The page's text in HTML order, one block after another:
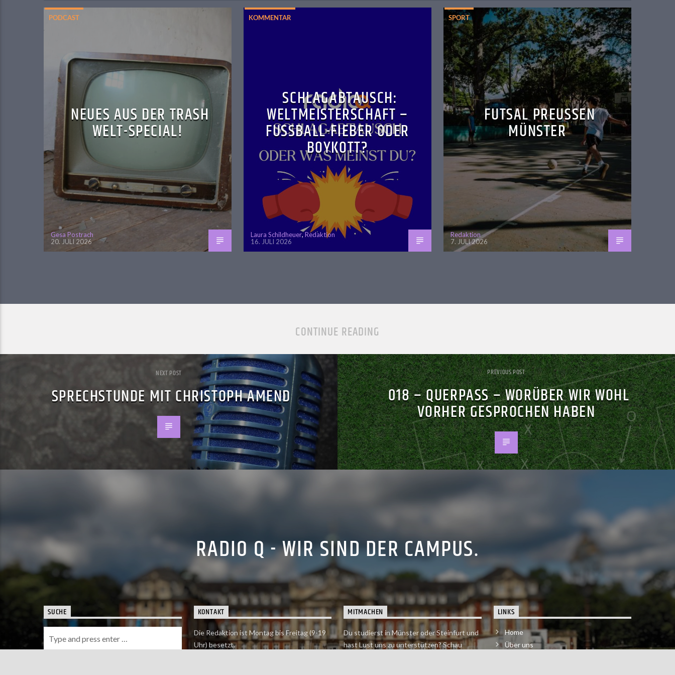
PODCAST
NEUES AUS DER TRASH
WELT-SPECIAL!
Gesa Postrach
20. JULI 2026
KOMMENTAR
SCHLAGABTAUSCH:
WELTMEISTERSCHAFT –
FUSSBALL-FIEBER ODER B
OYKOTT?
Laura Schildheuer,Redaktion
16. JULI 2026
SPORT
FUTSAL PREUSSEN M
ÜNSTER
Redaktion
7. JULI 2026
CONTINUE READING
NEXT POST
SPRECHSTUNDE MIT CHRISTOPH AMEND
PREVIOUS POST
018 – QUERPASS – WORÜBER WIR WOHL
VORHER GESPROCHEN HABEN
RADIO Q - WIR SIND DER CAMPUS.
SUCHE KONTAKT
Die Redaktion ist Montag bis Freitag (9-19
Uhr) besetzt.
MITMACHEN
Du studierst in Münster oder Steinfurt und
hast Lust uns zu unterstützen? Schau
LINKS
Home
Über uns